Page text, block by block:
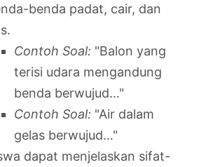
benda padat, cair, dan
Contoh Soal: "Balon yang
terisi udara mengandung
benda berwujud…"
Contoh Soal: "Air dalam
gelas berwujud…"
dapat menjelaskan sifat-